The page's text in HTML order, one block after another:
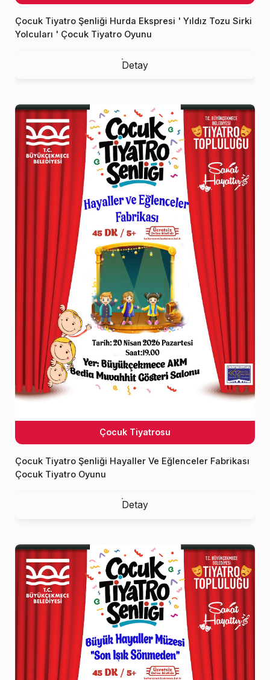
Çocuk Tiyatro Şenliği Hurda Ekspresi ' Yıldız Tozu Sirki
Yolcuları ' Çocuk Tiyatro Oyunu
Detay
Çocuk Tiyatrosu
Çocuk Tiyatro Şenliği Hayaller Ve Eğlenceler Fabrikası
Çocuk Tiyatro Oyunu
Detay